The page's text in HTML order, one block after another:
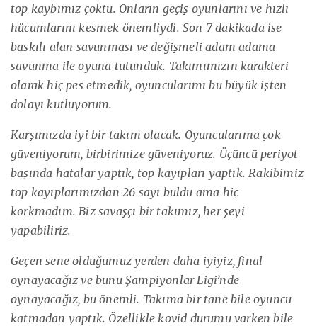
top kaybımız çoktu. Onların geçiş oyunlarını ve hızlı
hücumlarını kesmek önemliydi. Son 7 dakikada ise
baskılı alan savunması ve değişmeli adam adama
savunma ile oyuna tutunduk. Takımımızın karakteri
olarak hiç pes etmedik, oyuncularımı bu büyük işten
dolayı kutluyorum.
Karşımızda iyi bir takım olacak. Oyuncularıma çok
güveniyorum, birbirimize güveniyoruz. Üçüncü periyot
başında hatalar yaptık, top kayıpları yaptık. Rakibimiz
top kayıplarımızdan 26 sayı buldu ama hiç
korkmadım. Biz savaşçı bir takımız, her şeyi
yapabiliriz.
Geçen sene olduğumuz yerden daha iyiyiz, final
oynayacağız ve bunu Şampiyonlar Ligi’nde
oynayacağız, bu önemli. Takıma bir tane bile oyuncu
katmadan yaptık. Özellikle kovid durumu varken bile